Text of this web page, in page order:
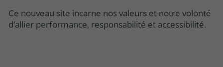
Ce nouveau site incarne nos valeurs et notre volonté
d’allier performance, responsabilité et accessibilité.